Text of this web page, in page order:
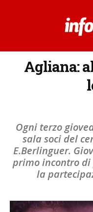
Agliana:
Ogni terzo
sala soci del
E.Berlinguer.
primo incontro di
la